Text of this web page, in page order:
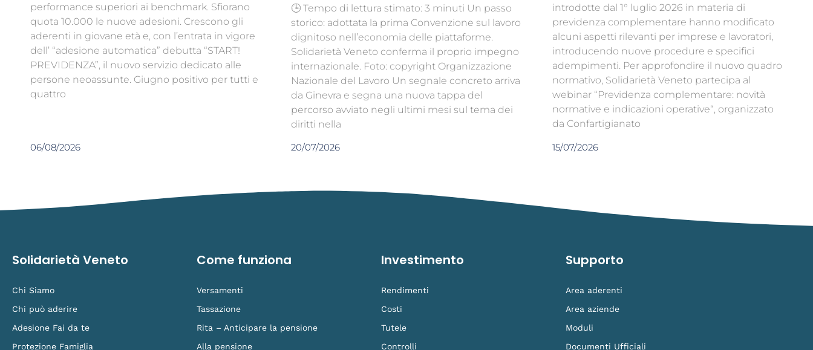
performance superiori ai benchmark. Sfiorano
quota 10.000 le nuove adesioni. Crescono gli
aderenti in giovane età e, con l’entrata in vigore
dell’ “adesione automatica” debutta “START!
PREVIDENZA”, il nuovo servizio dedicato alle
persone neoassunte. Giugno positivo per tutti e
quattro
06/08/2026
🕒 Tempo di lettura stimato: 3 minuti Un passo
storico: adottata la prima Convenzione sul lavoro
dignitoso nell’economia delle piattaforme.
Solidarietà Veneto conferma il proprio impegno
internazionale. Foto: copyright Organizzazione
Nazionale del Lavoro Un segnale concreto arriva
da Ginevra e segna una nuova tappa del
percorso avviato negli ultimi mesi sul tema dei
diritti nella
20/07/2026
introdotte dal 1° luglio 2026 in materia di
previdenza complementare hanno modificato
alcuni aspetti rilevanti per imprese e lavoratori,
introducendo nuove procedure e specifici
adempimenti. Per approfondire il nuovo quadro
normativo, Solidarietà Veneto partecipa al
webinar “Previdenza complementare: novità
normative e indicazioni operative“, organizzato
da Confartigianato
15/07/2026
Solidarietà Veneto
Chi Siamo
Chi può aderire
Adesione Fai da te
Protezione Famiglia
Come funziona
Versamenti
Tassazione
Rita – Anticipare la pensione
Alla pensione
Investimento
Rendimenti
Costi
Tutele
Controlli
Supporto
Area aderenti
Area aziende
Moduli
Documenti Ufficiali